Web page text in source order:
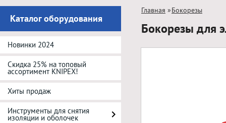
Каталог оборудования
Новинки 2024
Скидка 25% на топовый
ассортимент KNIPEX!
Хиты продаж
Инструменты для снятия
изоляции и оболочек
Главная »Бокорезы
Бокорезы для